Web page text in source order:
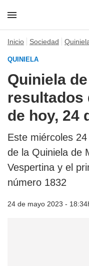
Inicio Sociedad
QUINIELA
Quiniela
resultados
de hoy, 24
Este miércoles
de la Quiniela de
Vespertina y el
número 1832
24 de mayo 2023 -